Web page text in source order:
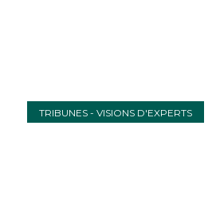
TRIBUNES - VISIONS D'EXPERTS